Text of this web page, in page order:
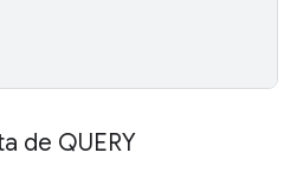
de QUERY